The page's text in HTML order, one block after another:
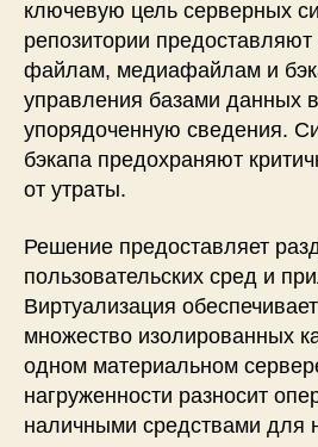
ключевую цель серверных
репозитории
файлам, медиафайлам и
управления базами данных
упорядоченную сведения.
бэкапа предохраняют
от утраты.
Решение предоставляет
пользовательских сред и
Виртуализация
множество изолированных
одном материальном
нагруженности разносит
наличными средствами для